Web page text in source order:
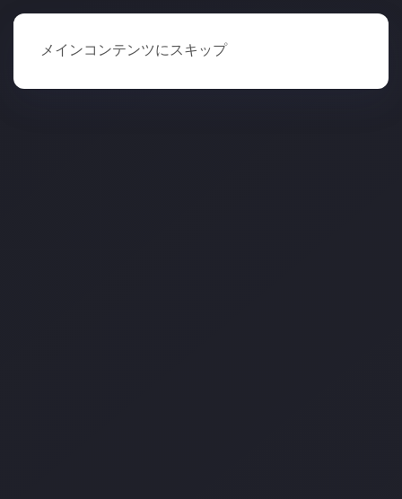
メインコンテンツにスキップ